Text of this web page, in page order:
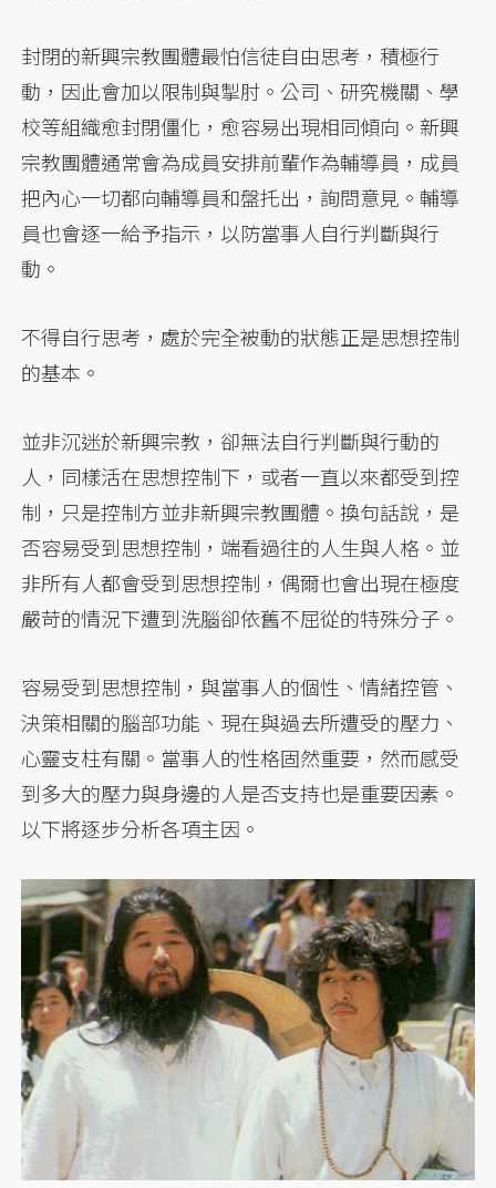
封閉的新興宗教團體最怕信徒自由思考，積極行
動，因此會加以限制與掣肘。公司、研究機關、學
校等組織愈封閉僵化，愈容易出現相同傾向。新興
宗教團體通常會為成員安排前輩作為輔導員，成員
把內心一切都向輔導員和盤托出，詢問意見。輔導
員也會逐一給予指示，以防當事人自行判斷與行
動。
不得自行思考，處於完全被動的狀態正是思想控制
的基本。
並非沉迷於新興宗教，卻無法自行判斷與行動的
人，同樣活在思想控制下，或者一直以來都受到控
制，只是控制方並非新興宗教團體。換句話說，是
否容易受到思想控制，端看過往的人生與人格。並
非所有人都會受到思想控制，偶爾也會出現在極度
嚴苛的情況下遭到洗腦卻依舊不屈從的特殊分子。
容易受到思想控制，與當事人的個性、情緒控管、
決策相關的腦部功能、現在與過去所遭受的壓力、
心靈支柱有關。當事人的性格固然重要，然而感受
到多大的壓力與身邊的人是否支持也是重要因素。
以下將逐步分析各項主因。